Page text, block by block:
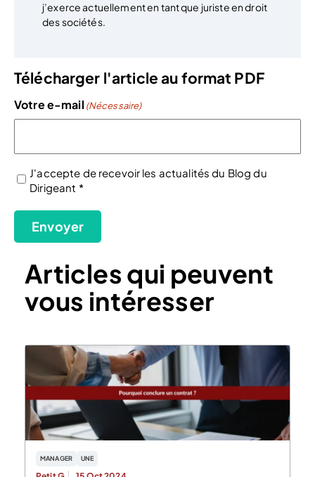
j’exerce actuellement en tant que juriste en droit
des sociétés.
Télécharger l'article au format PDF
Votre e-mail (Nécessaire)
(Nécessaire)
J'accepte de recevoir les actualités du Blog du
Dirigeant *
Envoyer
Articles qui peuvent
vous intéresser
MANAGER UNE